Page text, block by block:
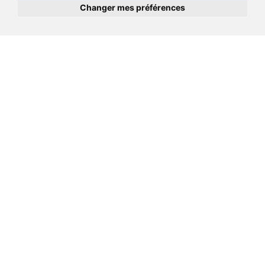
Changer mes préférences